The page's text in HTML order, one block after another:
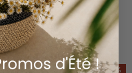
1 199.00 € 449.00 €
-63%